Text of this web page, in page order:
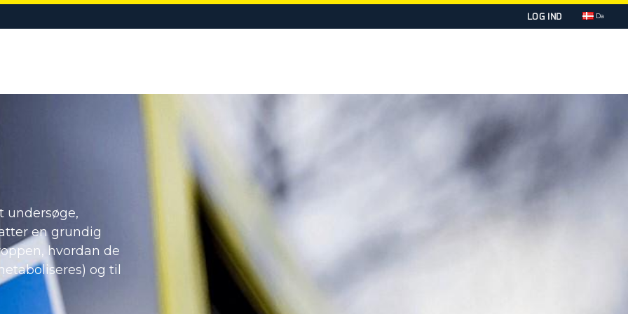
LOG IND Da
undersøge,
en grundig
hvordan de
og til